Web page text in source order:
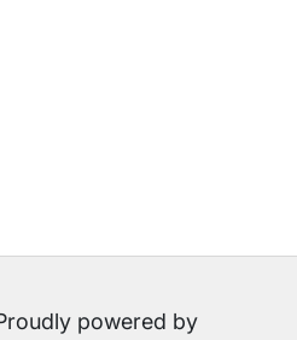
powered by